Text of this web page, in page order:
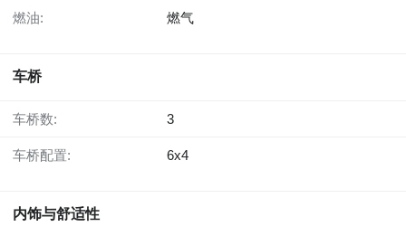
燃油: 燃气
车桥
车桥数: 3
车桥配置: 6x4
内饰与舒适性